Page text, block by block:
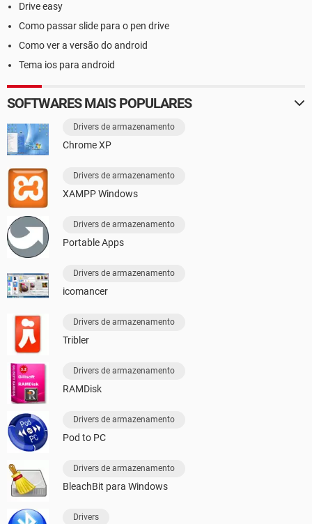
Drive easy
Como passar slide para o pen drive
Como ver a versão do android
Tema ios para android
SOFTWARES MAIS POPULARES
Drivers de armazenamento
Chrome XP
Drivers de armazenamento
XAMPP Windows
Drivers de armazenamento
Portable Apps
Drivers de armazenamento
icomancer
Drivers de armazenamento
Tribler
Drivers de armazenamento
RAMDisk
Drivers de armazenamento
Pod to PC
Drivers de armazenamento
BleachBit para Windows
Drivers